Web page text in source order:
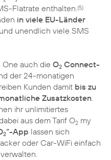
Flatrate enthalten.(5)
in viele EU-Länder
und unendlich viele SMS
One auch die O2 Connect-
der 24-monatigen
Kunden damit bis zu
Zusatzkosten.
ihr unlimitiertes
aus dem Tarif O2 my
2“-App lassen sich
oder Car-WiFi einfach